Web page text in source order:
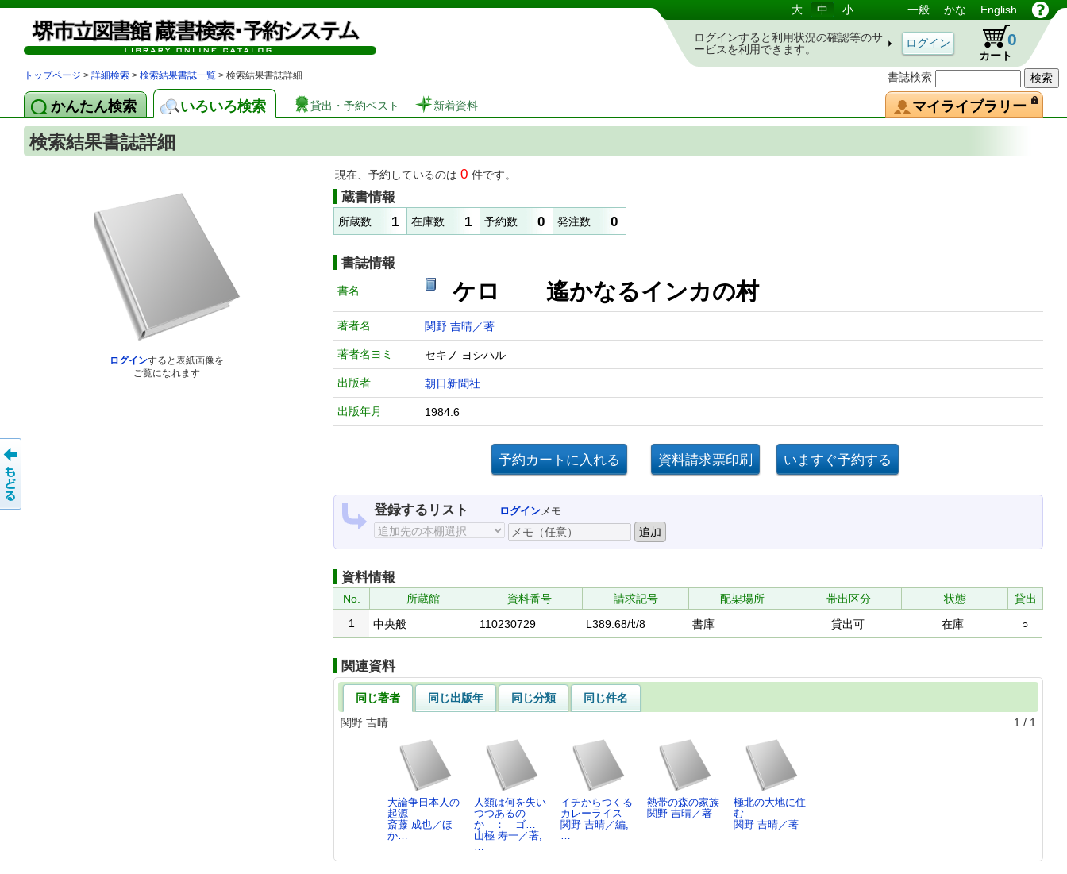
図書館 蔵書検索・予約システム
書誌検索
大 中 小 一般 かな English
ログインすると利用状況の確認等のサ
ービスを利用できます。
カート
0
トップページ > 詳細検索 > 検索結果書誌一覧 > 検索結果書誌詳細
かんたん検索 いろいろ検索 貸出・予約ベスト 新着資料 マイライブラリー
検索結果書誌詳細
ログインすると表紙画像を
ご覧になれます
現在、予約しているのは 0 件です。
蔵書情報
所蔵数 1 在庫数 1 予約数 0 発注数 0
書誌情報
書名 ケロ 遙かなるインカの村
著者名 関野 吉晴／著
著者名ヨミ セキノ ヨシハル
出版者 朝日新聞社
出版年月 1984.6
登録するリスト ログインメモ
資料情報
No. 所蔵館 資料番号 請求記号 配架場所 帯出区分 状態
貸出
1
中央般 110230729 L389.68/ｾ/8 書庫 貸出可 在庫 ○
関連資料
同じ著者 同じ出版年 同じ分類
同じ件名
関野 吉晴
1 / 1
大論争日本人の
起源
斎藤 成也／ほ
か…
人類は何を失い
つつあるの
か ： ゴ…
山極 寿一／著,
…
イチからつくる
カレーライス
関野 吉晴／編,
…
熱帯の森の家族
関野 吉晴／著
極北の大地に住
む
関野 吉晴／著